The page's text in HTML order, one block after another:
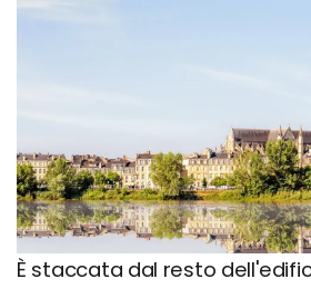
È staccata dal resto